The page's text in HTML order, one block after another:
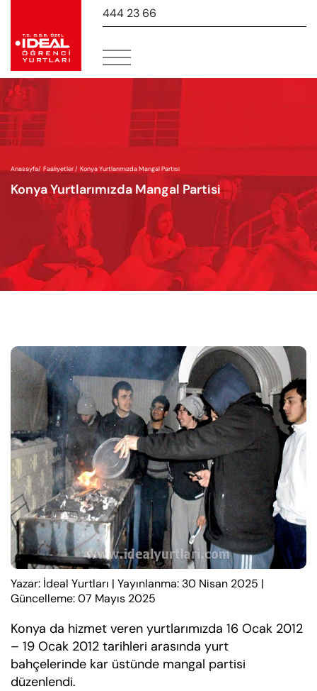
444 23 66
Anasayfa/ Faaliyetler / Konya Yurtlarımızda Mangal Partisi
Konya Yurtlarımızda Mangal Partisi
Yazar: İdeal Yurtları | Yayınlanma: 30 Nisan 2025 |
Güncelleme: 07 Mayıs 2025
Konya da hizmet veren yurtlarımızda 16 Ocak 2012
– 19 Ocak 2012 tarihleri arasında yurt
bahçelerinde kar üstünde mangal partisi
düzenlendi.